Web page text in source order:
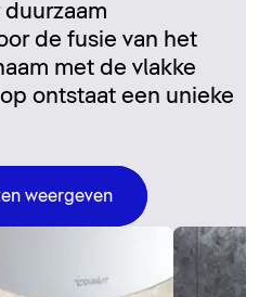
de fusie van het
met de vlakke
ontstaat een unieke
weergeven